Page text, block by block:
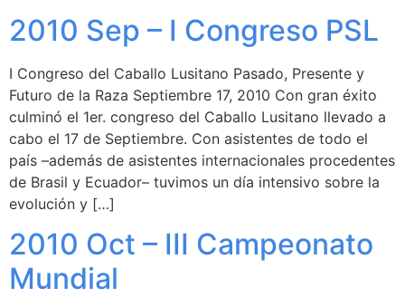
2010 Sep – I Congreso PSL
I Congreso del Caballo Lusitano Pasado, Presente y
Futuro de la Raza Septiembre 17, 2010 Con gran éxito
culminó el 1er. congreso del Caballo Lusitano llevado a
cabo el 17 de Septiembre. Con asistentes de todo el
país –además de asistentes internacionales procedentes
de Brasil y Ecuador– tuvimos un día intensivo sobre la
evolución y […]
2010 Oct – III Campeonato
Mundial